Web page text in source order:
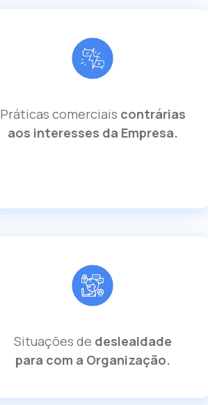
Práticas comerciais contrárias
aos interesses da Empresa.
Situações de deslealdade
para com a Organização.